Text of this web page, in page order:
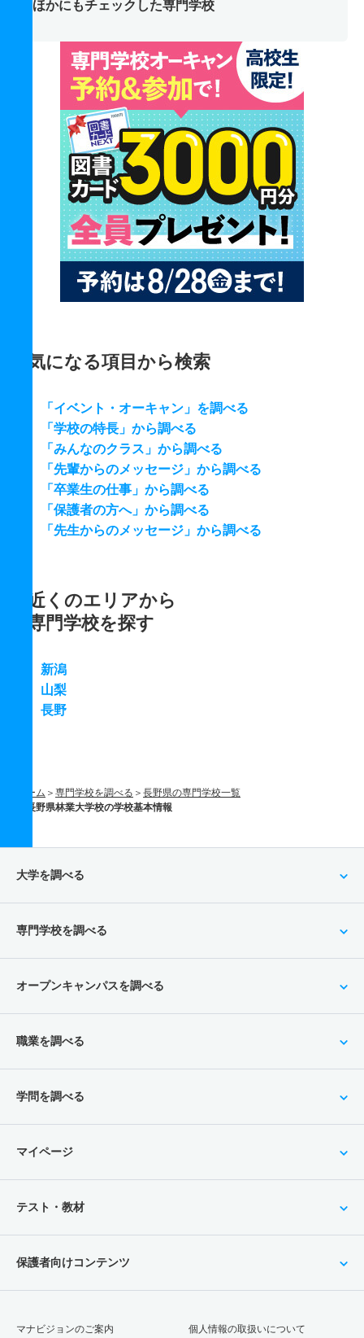
ほかにもチェックした専門学校
気になる項目から検索
「イベント・オーキャン」を調べる
「学校の特長」から調べる
「みんなのクラス」から調べる
「先輩からのメッセージ」から調べる
「卒業生の仕事」から調べる
「保護者の方へ」から調べる
「先生からのメッセージ」から調べる
近くのエリアから
専門学校を探す
新潟
山梨
長野
ホーム 専門学校を調べる
長野県の専門学校一覧
長野県林業大学校の学校基本情報
大学を調べる
専門学校を調べる
オープンキャンパスを調べる
職業を調べる
学問を調べる
マイページ
テスト・教材
保護者向けコンテンツ
マナビジョンのご案内 個人情報の取扱いについて